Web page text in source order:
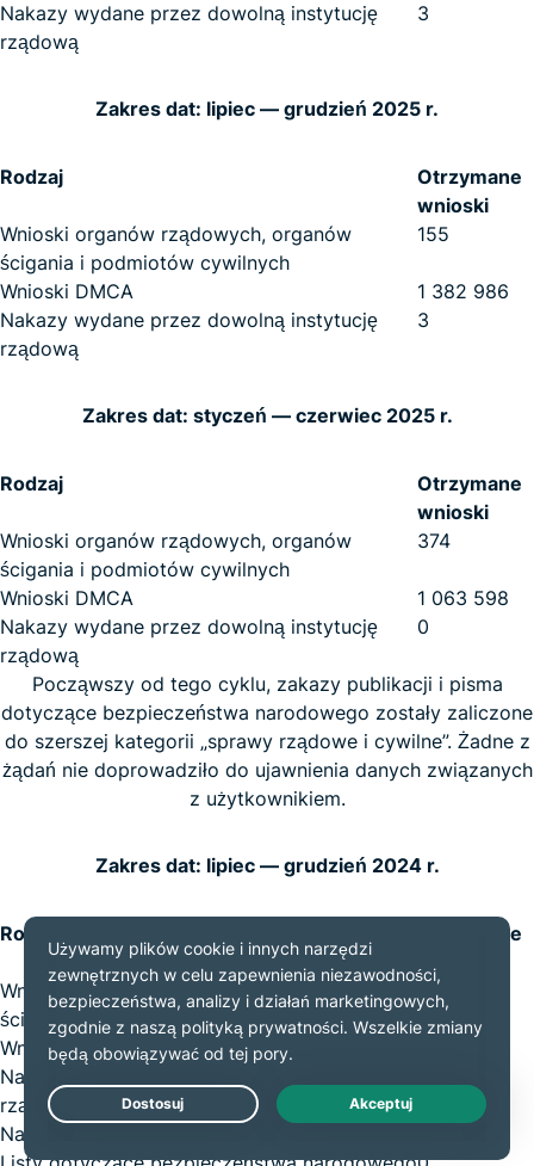
Nakazy wydane przez dowolną instytucję
rządową
3
Zakres dat: lipiec — grudzień 2025 r.
Rodzaj
Otrzymane
wnioski
Wnioski organów rządowych, organów
ścigania i podmiotów cywilnych
155
Wnioski DMCA
1 382 986
Nakazy wydane przez dowolną instytucję
rządową
3
Zakres dat: styczeń — czerwiec 2025 r.
Rodzaj
Otrzymane
wnioski
Wnioski organów rządowych, organów
ścigania i podmiotów cywilnych
374
Wnioski DMCA
1 063 598
Nakazy wydane przez dowolną instytucję
rządową
0
Począwszy od tego cyklu, zakazy publikacji i pisma
dotyczące bezpieczeństwa narodowego zostały zaliczone
do szerszej kategorii „sprawy rządowe i cywilne”. Żadne z
żądań nie doprowadziło do ujawnienia danych związanych
z użytkownikiem.
Zakres dat: lipiec — grudzień 2024 r.
Rodzaj
Otrzymane
wnioski
Wnioski organów rządowych, organów
ścigania i podmiotów cywilnych
163
Wnioski DMCA
Nakazy wydane przez dowolną instytucję
rządową
Nakazy ograniczające swobodę wypowiedzi Live Chat